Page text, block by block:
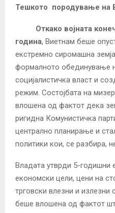
Тешкото породување на
Откако војната
година, Виетнам беше
екстремно сиромашна
формалното обединување
социјалистичка власт и
режим. Состојбата на
влошена од фактот дека
ригидна Комунистичка
централно планирање и
политики кои, се разбира,
Владата утврди 5-годишни
економски цели, цени на
трговски влезни и излезни
беше влошена од фактот